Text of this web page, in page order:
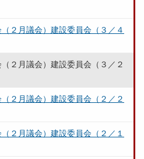
２月議会）建設委員会（３／４
２月議会）建設委員会（３／２
２月議会）建設委員会（２／２
２月議会）建設委員会（２／１